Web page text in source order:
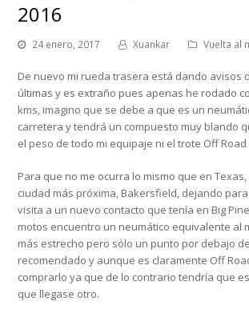
2016
24 enero, 2017 Xuankar Vuelta al
De nuevo mi rueda trasera está dando avisos
últimas y es extraño pues apenas he rodado
kms, imagino que se debe a que es un
carretera y tendrá un compuesto muy blando
el peso de todo mi equipaje ni el trote Off Road
Para que no me ocurra lo mismo que en
ciudad más próxima, Bakersfield, dejando
visita a un nuevo contacto que tenía en Big
motos encuentro un neumático equivalente al
más estrecho pero sólo un punto por debajo
recomendado y aunque es claramente Off
comprarlo ya que de lo contrario tendría que
que llegase otro.